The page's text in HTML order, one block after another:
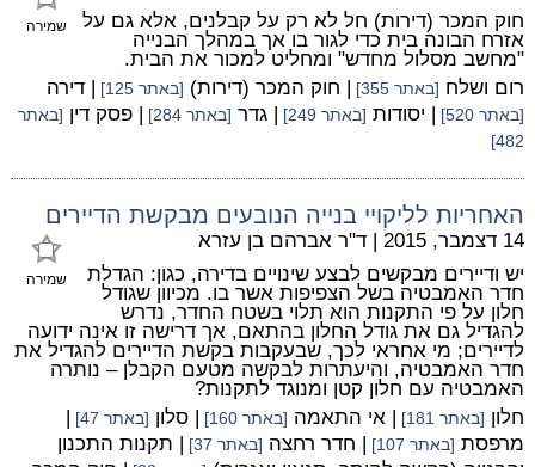
שמירה
חוק המכר (דירות) חל לא רק על קבלנים, אלא גם על
אזרח הבונה בית כדי לגור בו אך במהלך הבנייה
"מחשב מסלול מחדש" ומחליט למכור את הבית.
רום ושלח [באתר 355] | חוק המכר (דירות) [באתר 125] | דירה
[באתר 520] | יסודות [באתר 249] | גדר [באתר 284] | פסק דין [באתר
482]
האחריות לליקויי בנייה הנובעים מבקשת הדיירים
שמירה
14 דצמבר, 2015 | ד"ר אברהם בן עזרא
יש ודיירים מבקשים לבצע שינויים בדירה, כגון: הגדלת
חדר האמבטיה בשל הצפיפות אשר בו. מכיוון שגודל
חלון על פי התקנות הוא תלוי בשטח החדר, נדרש
להגדיל גם את גודל החלון בהתאם, אך דרישה זו אינה ידועה
לדיירים; מי אחראי לכך, שבעקבות בקשת הדיירים להגדיל את
חדר האמבטיה, והיעתרות לבקשה מטעם הקבלן – נותרה
האמבטיה עם חלון קטן ומנוגד לתקנות?
חלון [באתר 181] | אי התאמה [באתר 160] | סלון [באתר 47]
|
מרפסת [באתר 107] | חדר רחצה [באתר 37]
| תקנות התכנון